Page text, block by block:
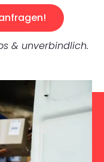
& unverbindlich.